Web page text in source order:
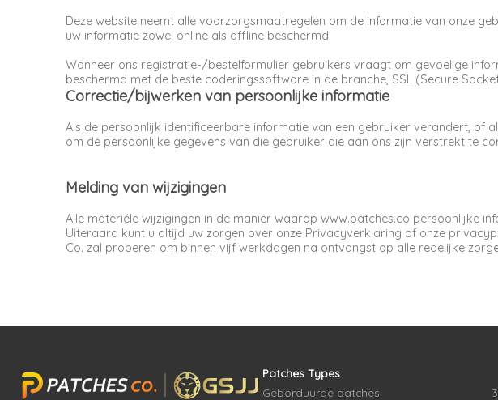
Deze website neemt alle voorzorgsmaatregelen om de informatie van onze
uw informatie zowel online als offline beschermd.
Wanneer ons registratie-/bestelformulier gebruikers vraagt om gevoelige
beschermd met de beste coderingssoftware in de branche, SSL (Secure
Correctie/bijwerken van persoonlijke informatie
Als de persoonlijk identificeerbare informatie van een gebruiker verandert, of
om de persoonlijke gegevens van die gebruiker die aan ons zijn verstrekt te
Melding van wijzigingen
Alle materiële wijzigingen in de manier waarop www.patches.co persoonlijke
Uiteraard kunt u altijd uw zorgen over onze Privacyverklaring of onze
Co. zal proberen om binnen vijf werkdagen na ontvangst op alle redelijke
Patches Types
Geborduurde patches